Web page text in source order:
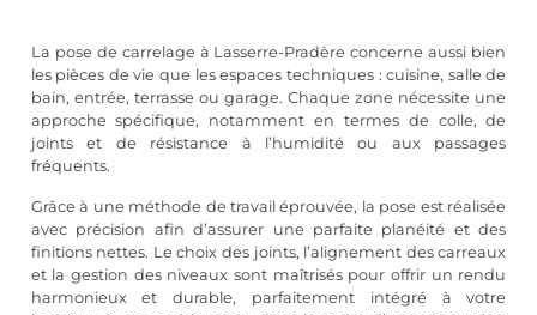
La pose de carrelage à Lasserre-Pradère concerne aussi bien
les pièces de vie que les espaces techniques : cuisine, salle de
bain, entrée, terrasse ou garage. Chaque zone nécessite une
approche spécifique, notamment en termes de colle, de
joints et de résistance à l’humidité ou aux passages
fréquents.
Grâce à une méthode de travail éprouvée, la pose est réalisée
avec précision afin d’assurer une parfaite planéité et des
finitions nettes. Le choix des joints, l’alignement des carreaux
et la gestion des niveaux sont maîtrisés pour offrir un rendu
harmonieux et durable, parfaitement intégré à votre